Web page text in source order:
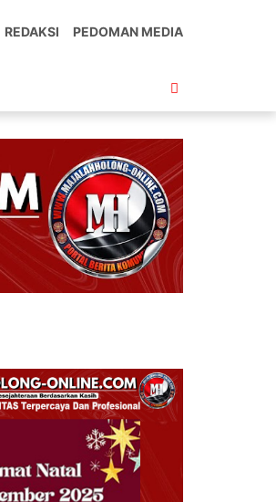
REDAKSI PEDOMAN MEDIA